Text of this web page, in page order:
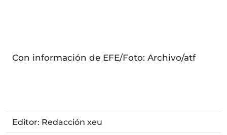
Con información de EFE/Foto: Archivo/atf
Editor: Redacción xeu